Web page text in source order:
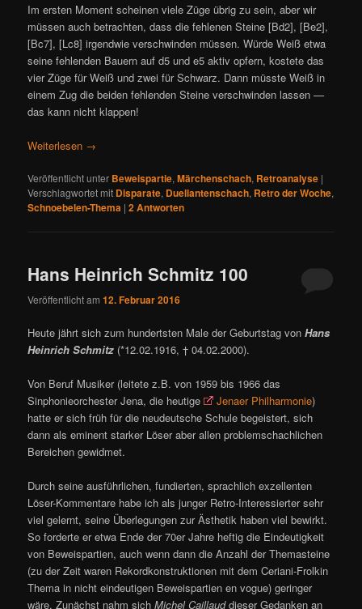
Im ersten Moment scheinen viele Züge übrig zu sein, aber wir
müssen auch betrachten, dass die fehlenen Steine [Bd2], [Be2],
[Bc7], [Lc8] irgendwie verschwinden müssen. Würde Weiß etwa
seine fehlenden Bauern auf d5 und e5 aktiv opfern, kostete das
vier Züge für Weiß und zwei für Schwarz. Dann müsste Weiß in
einem Zug die beiden fehlenden Steine verschwinden lassen —
das kann nicht klappen!
Weiterlesen →
Veröffentlicht unter Beweispartie,Märchenschach, Retroanalyse |
Verschlagwortet mit Disparate, Duellantenschach, Retro der Woche,
Schnoebelen-Thema |2Antworten
Hans Heinrich Schmitz 100
Veröffentlicht am12. Februar 2016
Heute jährt sich zum hundertsten Male der Geburtstag vonHans
Heinrich Schmitz (*12.02.1916, † 04.02.2000).
Von Beruf Musiker (leitete z.B. von 1959 bis 1966 das
Sinphonieorchester Jena, die heutige
Jenaer Philharmonie)
hatte er sich früh für die neudeutsche Schule begeistert, sich
dann als eminent starker Löser aber allen problemschachlichen
Bereichen gewidmet.
Durch seine ausführlichen, fundierten, sprachlich exzellenten
Löser-Kommentare habe ich als junger Retro-Interessierter sehr
viel gelernt, seine Überlegungen zur Ästhetik haben viel bewirkt.
So forderte er etwa Ende der 70er Jahre heftig die Eindeutigkeit
von Beweispartien, auch wenn dann die Anzahl der Themasteine
(zu der Zeit waren Rekordkonstruktionen mit dem Ceriani-Frolkin
Thema in nicht eindeutigen Beweispartien en vogue) geringer
wäre. Zunächst nahm sichMichel Caillauddieser Gedanken an